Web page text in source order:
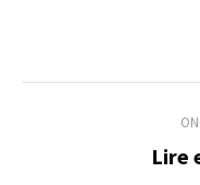
Lire